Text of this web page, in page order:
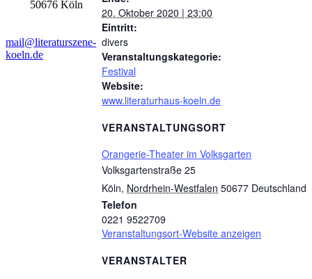
20. Oktober 2020 | 23:00
Eintritt:
divers
Veranstaltungskategorie:
Festival
Website:
www.literaturhaus-koeln.de
VERANSTALTUNGSORT
Orangerie-Theater im Volksgarten
Volksgartenstraße 25
Köln, Nordrhein-Westfalen 50677 Deutschland
Telefon
0221 9522709
Veranstaltungsort-Website anzeigen
VERANSTALTER
50676 Köln
mail@literaturszene-
koeln.de